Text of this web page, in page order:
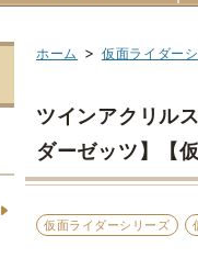
ホーム > 仮面ライダー
ツインアクリル
ダーゼッツ】【
仮面ライダーシリーズ